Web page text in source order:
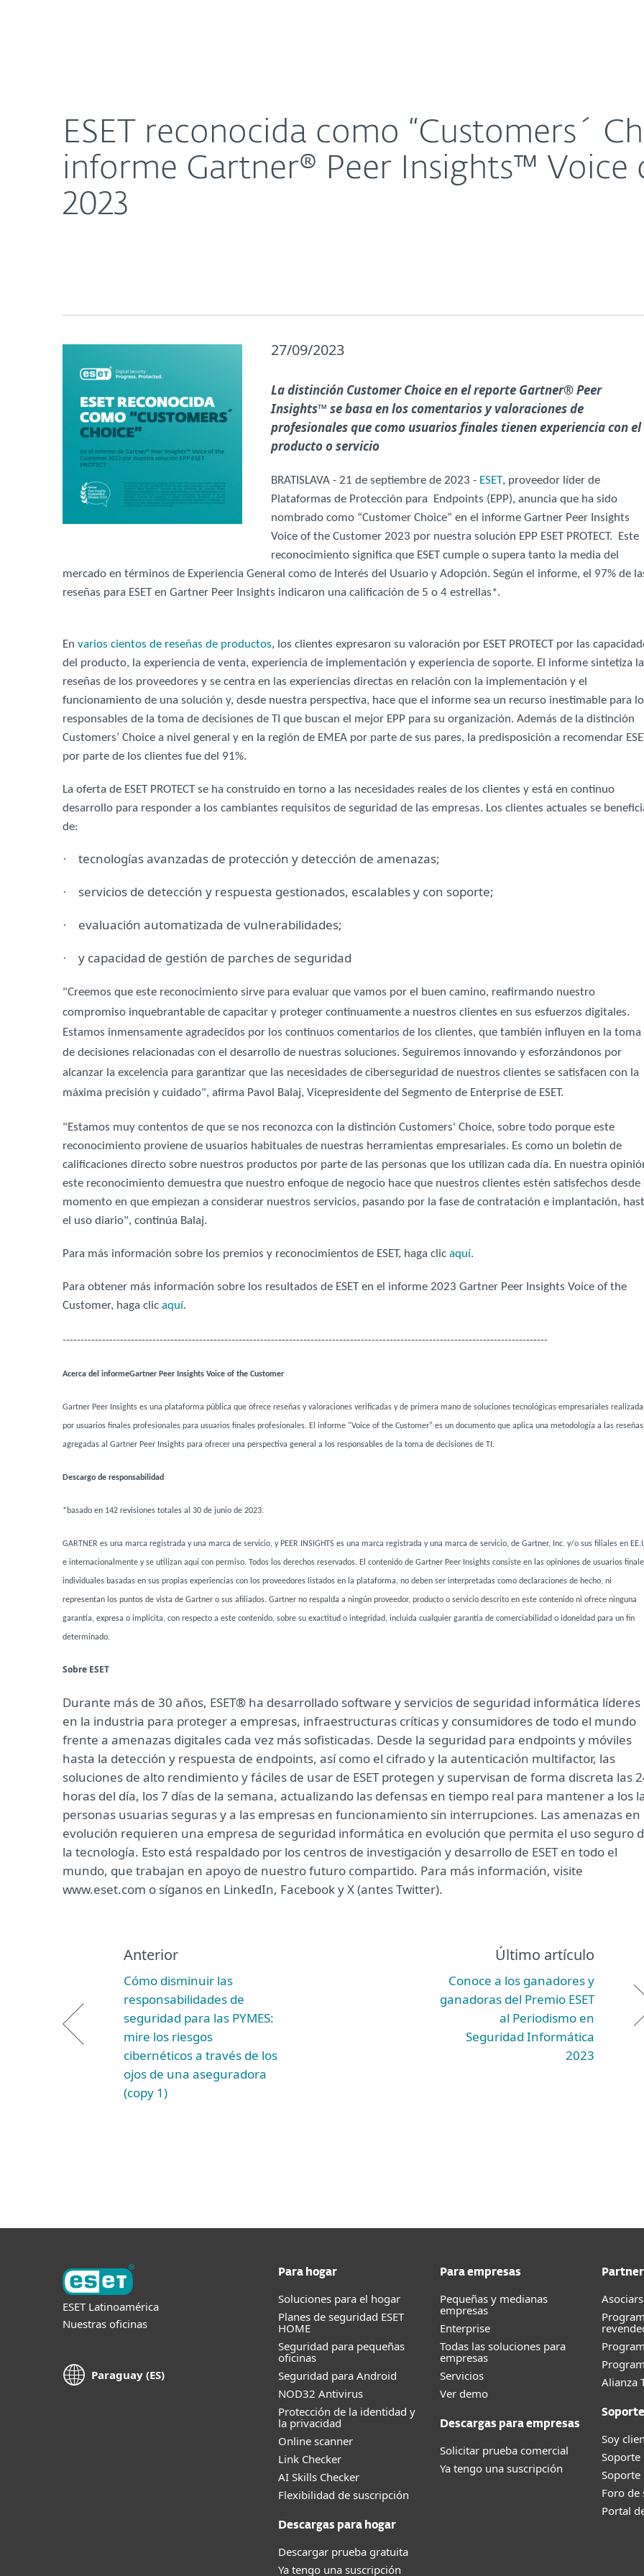
ESET reconocida como “Customers´
informe Gartner® Peer Insights™ Voice
2023
27/09/2023
La distinción Customer Choice en el reporte Gartner® Peer
Insights™ se basa en los comentarios y valoraciones de
profesionales que como usuarios finales tienen experiencia con el
producto o servicio
BRATISLAVA - 21 de septiembre de 2023 - ESET, proveedor líder de
Plataformas de Protección para Endpoints (EPP), anuncia que ha sido
nombrado como “Customer Choice” en el informe Gartner Peer Insights
Voice of the Customer 2023 por nuestra solución EPP ESET PROTECT. Este
reconocimiento significa que ESET cumple o supera tanto la media del
mercado en términos de Experiencia General como de Interés del Usuario y Adopción. Según el informe, el 97% de
reseñas para ESET en Gartner Peer Insights indicaron una calificación de 5 o 4 estrellas*.
En varios cientos de reseñas de productos, los clientes expresaron su valoración por ESET PROTECT por las
del producto, la experiencia de venta, experiencia de implementación y experiencia de soporte. El informe sintetiza
reseñas de los proveedores y se centra en las experiencias directas en relación con la implementación y el
funcionamiento de una solución y, desde nuestra perspectiva, hace que el informe sea un recurso inestimable para
responsables de la toma de decisiones de TI que buscan el mejor EPP para su organización. Además de la distinción
Customers’ Choice a nivel general y en la región de EMEA por parte de sus pares, la predisposición a recomendar
por parte de los clientes fue del 91%.
La oferta de ESET PROTECT se ha construido en torno a las necesidades reales de los clientes y está en continuo
desarrollo para responder a los cambiantes requisitos de seguridad de las empresas. Los clientes actuales se
de:
· tecnologías avanzadas de protección y detección de amenazas;
· servicios de detección y respuesta gestionados, escalables y con soporte;
· evaluación automatizada de vulnerabilidades;
· y capacidad de gestión de parches de seguridad
"Creemos que este reconocimiento sirve para evaluar que vamos por el buen camino, reafirmando nuestro
compromiso inquebrantable de capacitar y proteger continuamente a nuestros clientes en sus esfuerzos digitales.
Estamos inmensamente agradecidos por los continuos comentarios de los clientes, que también influyen en la toma
de decisiones relacionadas con el desarrollo de nuestras soluciones. Seguiremos innovando y esforzándonos por
alcanzar la excelencia para garantizar que las necesidades de ciberseguridad de nuestros clientes se satisfacen con la
máxima precisión y cuidado", afirma Pavol Balaj, Vicepresidente del Segmento de Enterprise de ESET.
"Estamos muy contentos de que se nos reconozca con la distinción Customers' Choice, sobre todo porque este
reconocimiento proviene de usuarios habituales de nuestras herramientas empresariales. Es como un boletín de
calificaciones directo sobre nuestros productos por parte de las personas que los utilizan cada día. En nuestra
este reconocimiento demuestra que nuestro enfoque de negocio hace que nuestros clientes estén satisfechos desde
momento en que empiezan a considerar nuestros servicios, pasando por la fase de contratación e implantación,
el uso diario", continúa Balaj.
Para más información sobre los premios y reconocimientos de ESET, haga clic aquí.
Para obtener más información sobre los resultados de ESET en el informe 2023 Gartner Peer Insights Voice of the
Customer, haga clic aquí.
---------------------------------------------------------------------------------------------------------------------------------------
Acerca del informeGartner Peer Insights Voice of the Customer
Gartner Peer Insights es una plataforma pública que ofrece reseñas y valoraciones verificadas y de primera mano de soluciones tecnológicas empresariales
por usuarios finales profesionales para usuarios finales profesionales. El informe "Voice of the Customer" es un documento que aplica una metodología a las reseñas
agregadas al Gartner Peer Insights para ofrecer una perspectiva general a los responsables de la toma de decisiones de TI.
Descargo de responsabilidad
*basado en 142 revisiones totales al 30 de junio de 2023.
GARTNER es una marca registrada y una marca de servicio, y PEER INSIGHTS es una marca registrada y una marca de servicio, de Gartner, Inc. y/o sus filiales en
e internacionalmente y se utilizan aquí con permiso. Todos los derechos reservados. El contenido de Gartner Peer Insights consiste en las opiniones de usuarios
individuales basadas en sus propias experiencias con los proveedores listados en la plataforma, no deben ser interpretadas como declaraciones de hecho, ni
representan los puntos de vista de Gartner o sus afiliados. Gartner no respalda a ningún proveedor, producto o servicio descrito en este contenido ni ofrece ninguna
garantía, expresa o implícita, con respecto a este contenido, sobre su exactitud o integridad, incluida cualquier garantía de comerciabilidad o idoneidad para un fin
determinado.
Sobre ESET
Durante más de 30 años, ESET® ha desarrollado software y servicios de seguridad informática líderes
en la industria para proteger a empresas, infraestructuras críticas y consumidores de todo el mundo
frente a amenazas digitales cada vez más sofisticadas. Desde la seguridad para endpoints y móviles
hasta la detección y respuesta de endpoints, así como el cifrado y la autenticación multifactor, las
soluciones de alto rendimiento y fáciles de usar de ESET protegen y supervisan de forma discreta las
horas del día, los 7 días de la semana, actualizando las defensas en tiempo real para mantener a los
personas usuarias seguras y a las empresas en funcionamiento sin interrupciones. Las amenazas en
evolución requieren una empresa de seguridad informática en evolución que permita el uso seguro
la tecnología. Esto está respaldado por los centros de investigación y desarrollo de ESET en todo el
mundo, que trabajan en apoyo de nuestro futuro compartido. Para más información, visite
www.eset.com o síganos en LinkedIn, Facebook y X (antes Twitter).
Anterior
Cómo disminuir las
responsabilidades de
seguridad para las PYMES:
mire los riesgos
cibernéticos a través de los
ojos de una aseguradora
(copy 1)
Último artículo
Conoce a los ganadores y
ganadoras del Premio ESET
al Periodismo en
Seguridad Informática
2023
ESET Latinoamérica
Nuestras oficinas
Paraguay (ES)
Para hogar
Soluciones para el hogar
Planes de seguridad ESET
HOME
Seguridad para pequeñas
oficinas
Seguridad para Android
NOD32 Antivirus
Protección de la identidad y
la privacidad
Online scanner
Link Checker
AI Skills Checker
Flexibilidad de suscripción
Descargas para hogar
Descargar prueba gratuita
Ya tengo una suscripción
Para empresas
Pequeñas y medianas
empresas
Enterprise
Todas las soluciones para
empresas
Servicios
Ver demo
Descargas para empresas
Solicitar prueba comercial
Ya tengo una suscripción
Alianza
Soporte
Soy
Soporte
Soporte
Foro de
Portal